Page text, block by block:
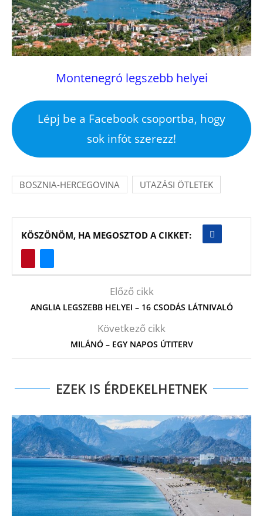
Montenegró legszebb helyei
Lépj be a Facebook csoportba, hogy
sok infót szerezz!
BOSZNIA-HERCEGOVINA UTAZÁSI ÖTLETEK
KÖSZÖNÖM, HA MEGOSZTOD A CIKKET:
Előző cikk
ANGLIA LEGSZEBB HELYEI – 16 CSODÁS LÁTNIVALÓ
Következő cikk
MILÁNÓ – EGY NAPOS ÚTITERV
EZEK IS ÉRDEKELHETNEK